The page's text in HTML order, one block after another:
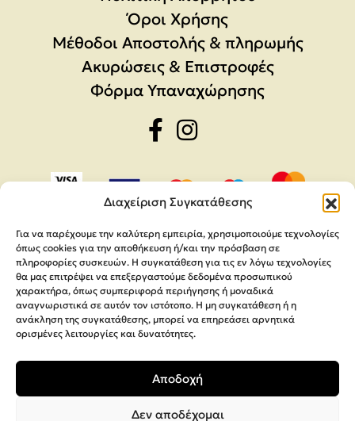
Διαχείριση Συγκατάθεσης
Για να παρέχουμε την καλύτερη εμπειρία, χρησιμοποιούμε τεχνολογίες
όπως cookies για την αποθήκευση ή/και την πρόσβαση σε
πληροφορίες συσκευών. Η συγκατάθεση για τις εν λόγω τεχνολογίες
θα μας επιτρέψει να επεξεργαστούμε δεδομένα προσωπικού
χαρακτήρα, όπως συμπεριφορά περιήγησης ή μοναδικά
αναγνωριστικά σε αυτόν τον ιστότοπο. Η μη συγκατάθεση ή η
ανάκληση της συγκατάθεσης, μπορεί να επηρεάσει αρνητικά
ορισμένες λειτουργίες και δυνατότητες.
Αποδοχή
Δεν αποδέχομαι
Όροι Χρήσης
Μέθοδοι Αποστολής & πληρωμής
Ακυρώσεις & Επιστροφές
Φόρμα Υπαναχώρησης
MEGA Parras
Interactive Net Solutions